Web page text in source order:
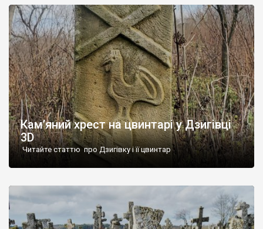
століття тут розмістили туберкульозну лікарню. Коли із
палацу виїхала лікарня – ми точно не […]
Кам’яний хрест на цвинтарі у Дзигівці
3D
Читайте статтю про Дзигівку і її цвинтар